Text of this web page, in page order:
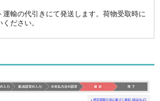
運輸の代引きにて発送します。荷物受取時に
ださい。